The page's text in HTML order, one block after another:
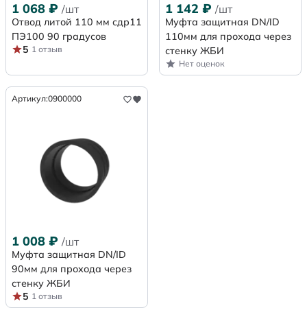
1 068 ₽ /шт
Отвод литой 110 мм сдр11
ПЭ100 90 градусов
5 1 отзыв
1 142 ₽ /шт
Муфта защитная DN/ID
110мм для прохода через
стенку ЖБИ
Нет оценок
Артикул:0900000
1 008 ₽ /шт
Муфта защитная DN/ID
90мм для прохода через
стенку ЖБИ
5 1 отзыв